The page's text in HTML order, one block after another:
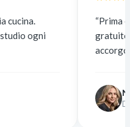
“Prima esternalizzavo a
gratuito. La qualità è
Designer freelance